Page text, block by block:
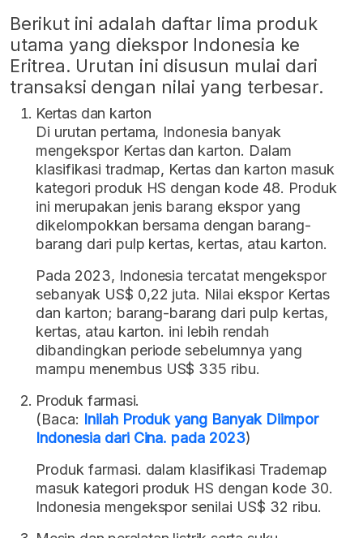
Berikut ini adalah daftar lima produk
utama yang diekspor Indonesia ke
Eritrea. Urutan ini disusun mulai dari
transaksi dengan nilai yang terbesar.
Kertas dan karton
Di urutan pertama, Indonesia banyak
mengekspor Kertas dan karton. Dalam
klasifikasi tradmap, Kertas dan karton masuk
kategori produk HS dengan kode 48. Produk
ini merupakan jenis barang ekspor yang
dikelompokkan bersama dengan barang-
barang dari pulp kertas, kertas, atau karton.
Pada 2023, Indonesia tercatat mengekspor
sebanyak US$ 0,22 juta. Nilai ekspor Kertas
dan karton; barang-barang dari pulp kertas,
kertas, atau karton. ini lebih rendah
dibandingkan periode sebelumnya yang
mampu menembus US$ 335 ribu.
Produk farmasi.
(Baca: Inilah Produk yang Banyak Diimpor
Indonesia dari Cina. pada 2023)
Produk farmasi. dalam klasifikasi Trademap
masuk kategori produk HS dengan kode 30.
Indonesia mengekspor senilai US$ 32 ribu.